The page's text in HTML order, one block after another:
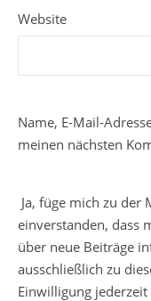
Website
Name, E-Mail-
meinen nächsten
Ja, füge mich zu der
einverstanden, dass
über neue Beiträge
ausschließlich zu
Einwilligung